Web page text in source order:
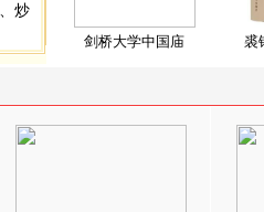
炒
剑桥大学中国庙 裘